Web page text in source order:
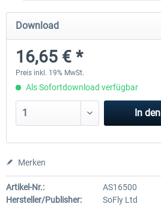
EmergencyDispatcherPro
35,69 € *
Download
16,65 € *
Preis inkl. 19% MwSt.
Als Sofortdownload verfügbar
In den
Merken
Artikel-Nr.:
AS16500
Hersteller/Publisher:
SoFly Ltd